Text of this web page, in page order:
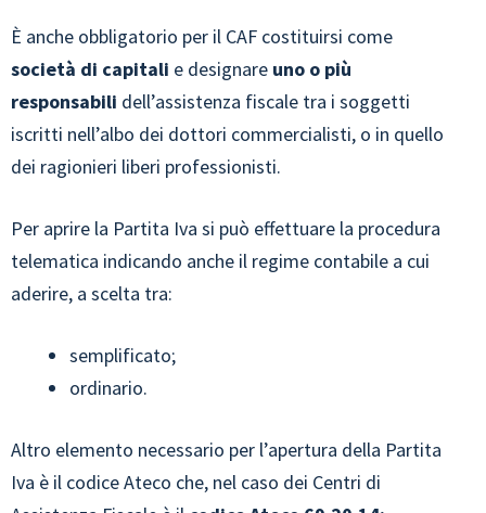
È anche obbligatorio per il CAF costituirsi come
società di capitali e designare uno o più
responsabili dell’assistenza fiscale tra i soggetti
iscritti nell’albo dei dottori commercialisti, o in quello
dei ragionieri liberi professionisti.
Per aprire la Partita Iva si può effettuare la procedura
telematica indicando anche il regime contabile a cui
aderire, a scelta tra:
semplificato;
ordinario.
Altro elemento necessario per l’apertura della Partita
Iva è il codice Ateco che, nel caso dei Centri di